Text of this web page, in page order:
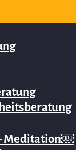
Meditation￼